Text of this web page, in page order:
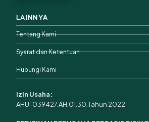
LAINNYA
Tentang Kami
Syarat dan Ketentuan
Hubungi Kami
Izin Usaha:
AHU-039427.AH.01.30.Tahun 2022